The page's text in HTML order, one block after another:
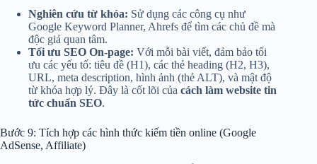
Nghiên cứu từ khóa: Sử dụng các công cụ như
Google Keyword Planner, Ahrefs để tìm các chủ đề mà
độc giả quan tâm.
Tối ưu SEO On-page: Với mỗi bài viết, đảm bảo tối
ưu các yếu tố: tiêu đề (H1), các thẻ heading (H2, H3),
URL, meta description, hình ảnh (thẻ ALT), và mật độ
từ khóa hợp lý. Đây là cốt lõi của cách làm website tin
tức chuẩn SEO.
Bước 9: Tích hợp các hình thức kiếm tiền online (Google
AdSense, Affiliate)